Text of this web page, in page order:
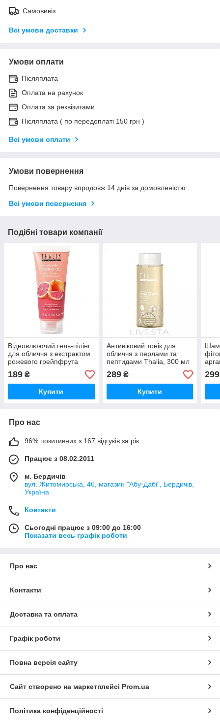
Самовивіз
Всі умови доставки
Умови оплати
Післяплата
Оплата на рахунок
Оплата за реквізитами
Післяплата ( по передоплаті 150 грн )
Всі умови оплати
Умови повернення
Повернення товару впродовж 14 днів за домовленістю
Всі умови повернення
Подібні товари компанії
Відновлюючий гель-пілінг
для обличчя з екстрактом
рожевого грейпфрута
THALIA, 170 мл
189 ₴
Купити
Антивіковий тонік для
обличчя з перлами та
пептидами Thalia, 300 мл
289₴
Купити
300
299
Про нас
96% позитивних з 167 відгуків за рік
Працює з 08.02.2011
м. Бердичів
вул. Житомирська, 46, магазин "Абу-Дабі", Бердичів,
Україна
Контакти
Сьогодні працює з 09:00 до 16:00
Показати весь графік роботи
Про нас
Контакти
Доставка та оплата
Графік роботи
Повна версія сайту
Сайт створено на маркетплейсі Prom.ua
Політика конфіденційності